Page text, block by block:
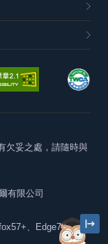
欠妥之處，請隨時與
有限公司
、Edge79+及